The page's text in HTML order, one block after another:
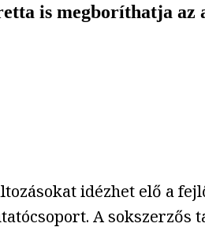
is megboríthatja az
idézhet elő a
A